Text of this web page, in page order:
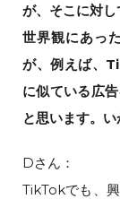
が、そこに対
世界観にあっ
が、例えば、
に似ている広
と思います。い
Dさん：
TikTokでも、